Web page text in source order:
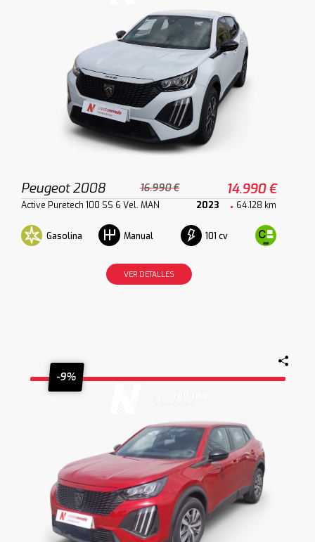
Peugeot 2008 16.990 € 14.990 €
Active Puretech 100 SS 6 Vel. MAN 2023 64.128 km
Gasolina Manual 101 cv
VER DETALLES
-9%